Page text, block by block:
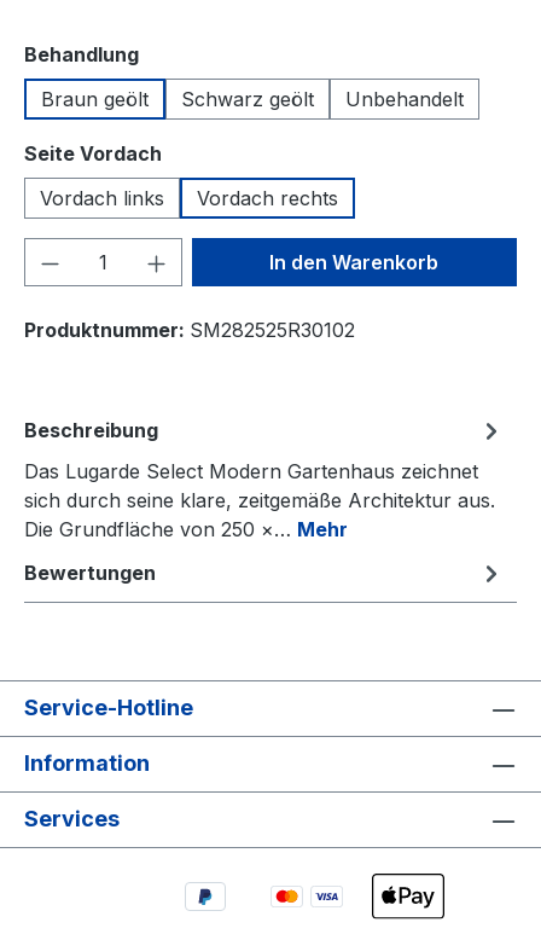
Behandlungauswählen
Braun geölt
Schwarz geölt Unbehandelt
Seite Vordach
Vordach links
Vordach rechts
Produkt Anzahl: Gib denIn den Warenkorb
Produktnummer: SM282525R30102
Beschreibung
Das Lugarde Select Modern Gartenhaus zeichnet
sich durch seine klare, zeitgemäße Architektur aus.
Die Grundfläche von 250 ×… Mehr
Bewertungen
Service-Hotline
Information
Services